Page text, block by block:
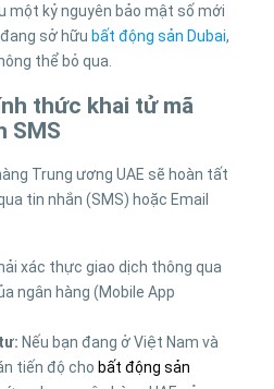
một kỷ nguyên bảo mật số mới
sở hữu bất động sản Dubai,
thể bỏ qua.
thức khai tử mã
SMS
Trung ương UAE sẽ hoàn tất
tin nhắn (SMS) hoặc Email
xác thực giao dịch thông qua
ngân hàng (Mobile App
Nếu bạn đang ở Việt Nam và
tiến độ cho bất động sản